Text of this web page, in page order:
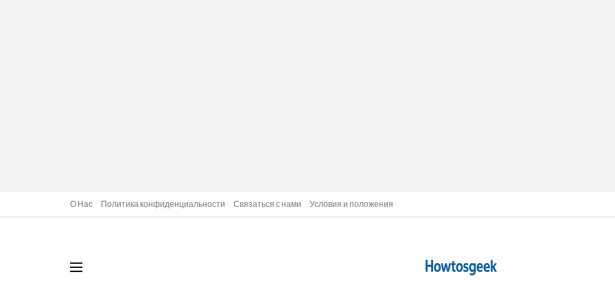
О Нас Политика конфиденциальности Связаться с нами Условия и положения